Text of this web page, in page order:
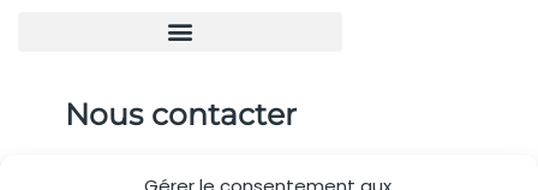
Nous contacter